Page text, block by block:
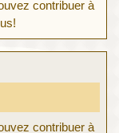
contribuer à
contribuer à